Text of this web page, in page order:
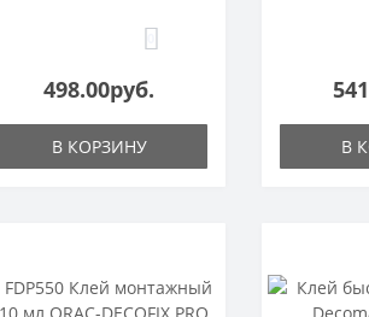
498.00руб.
В КОРЗИНУ В